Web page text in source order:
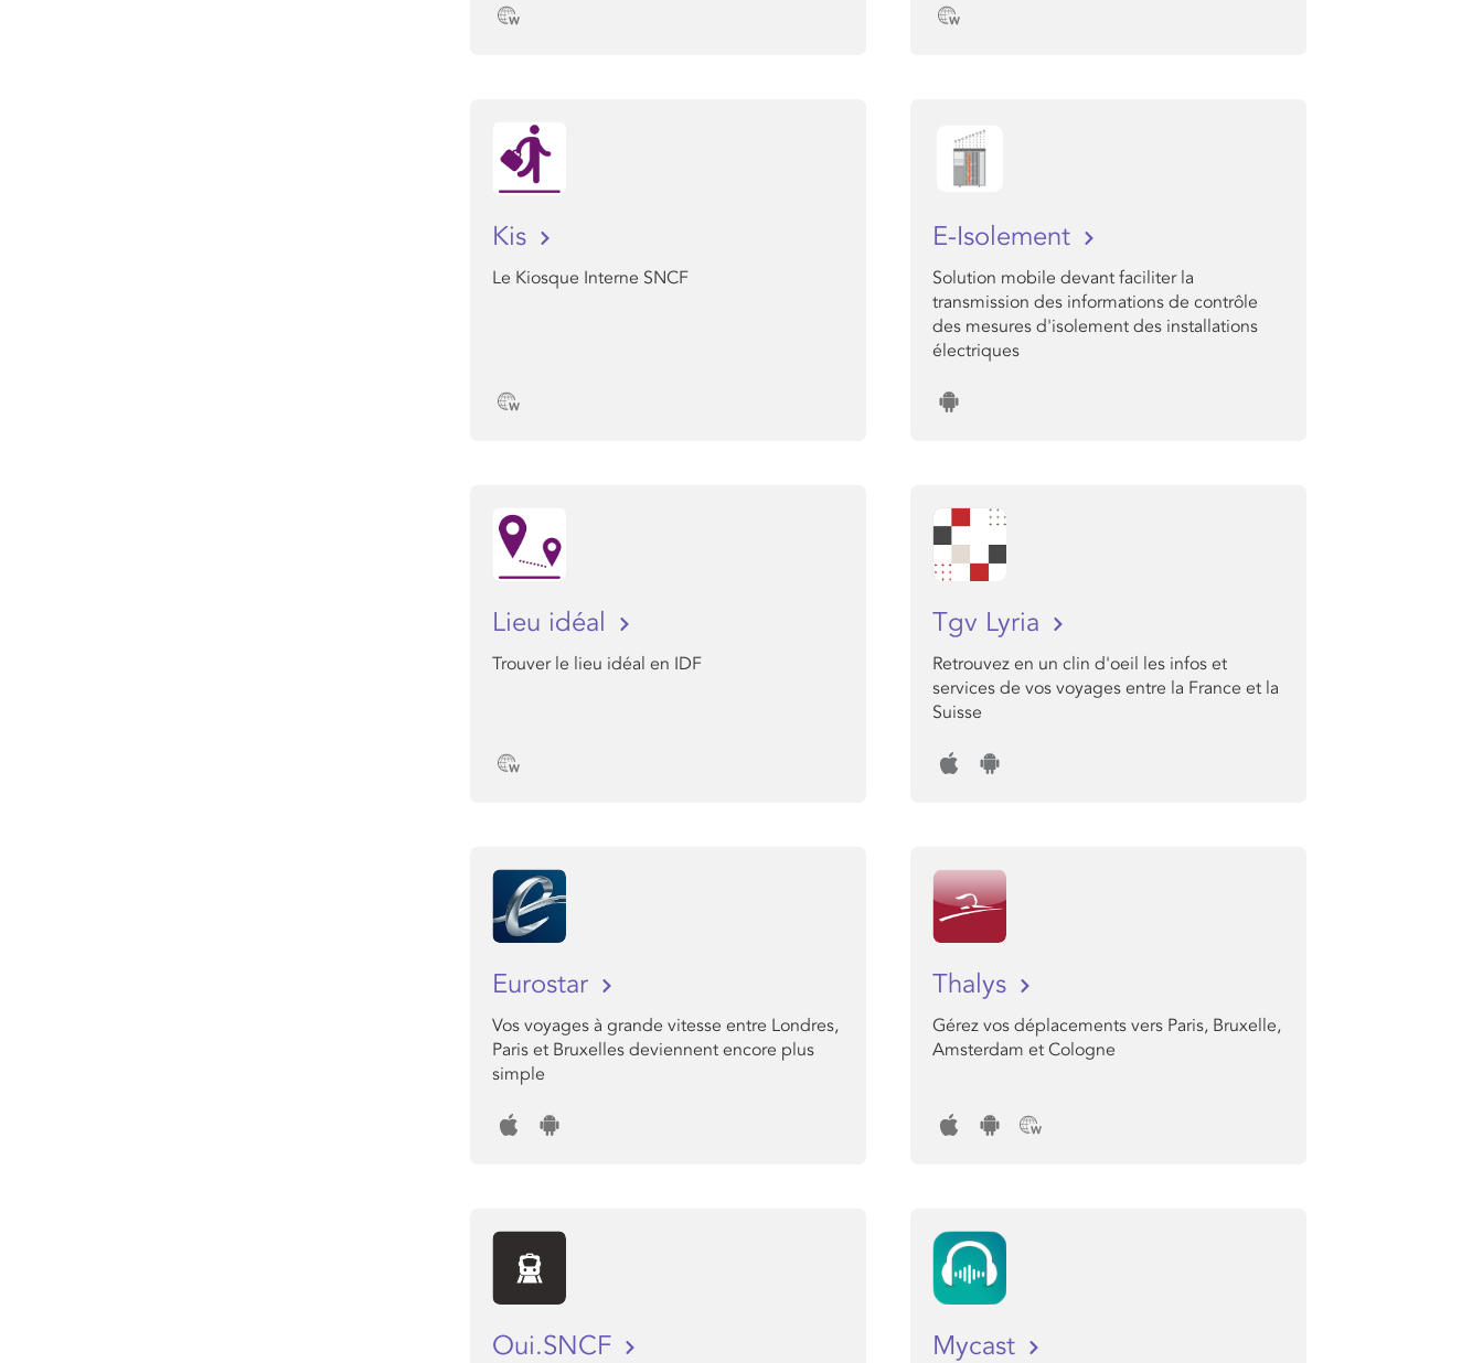
Kis
Le Kiosque Interne SNCF
E-Isolement
Solution mobile devant faciliter la
transmission des informations de contrôle
des mesures d'isolement des installations
électriques
Lieu idéal
Trouver le lieu idéal en IDF
Tgv Lyria
Retrouvez en un clin d'oeil les infos et
services de vos voyages entre la France et la
Suisse
Eurostar
Vos voyages à grande vitesse entre Londres,
Paris et Bruxelles deviennent encore plus
simple
Thalys
Gérez vos déplacements vers Paris, Bruxelle,
Amsterdam et Cologne
Oui.SNCF Mycast